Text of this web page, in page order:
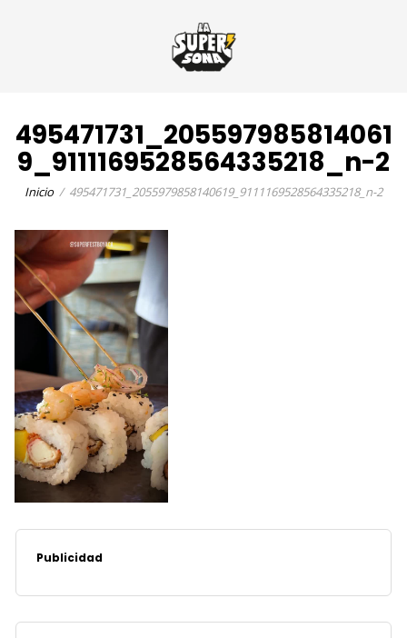
495471731_205597985814061
9_9111169528564335218_n-2
Inicio 495471731_2055979858140619_9111169528564335218_n-2
Publicidad